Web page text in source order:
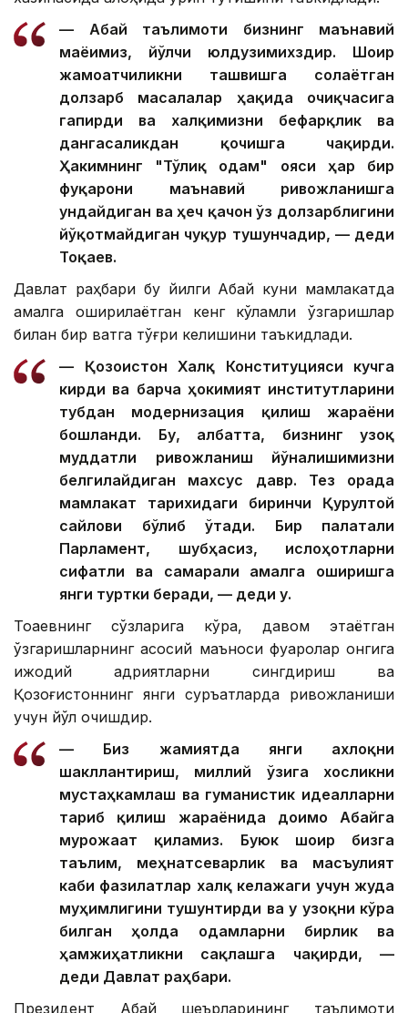
— Абай таълимоти бизнинг маънавий
маёғимиз, йўлчи юлдузимихздир. Шоир
жамоатчиликни ташвишга солаётган
долзарб масалалар ҳақида очиқчасига
гапирди ва халқимизни бефарқлик ва
дангасаликдан қочишга чақирди.
Ҳакимнинг "Тўлиқ одам" ғояси ҳар бир
фуқарони маънавий ривожланишга
ундайдиган ва ҳеч қачон ўз долзарблигини
йўқотмайдиган чуқур тушунчадир, — деди
Тоқаев.
Давлат раҳбари бу йилги Абай куни мамлакатда
амалга оширилаётган кенг кўламли ўзгаришлар
билан бир вақтга тўғри келишини таъкидлади.
— Қозоғистон Халқ Конституцияси кучга
кирди ва барча ҳокимият институтларини
тубдан модернизация қилиш жараёни
бошланди. Бу, албатта, бизнинг узоқ
муддатли ривожланиш йўналишимизни
белгилайдиган махсус давр. Тез орада
мамлакат тарихидаги биринчи Қурултой
сайлови бўлиб ўтади. Бир палатали
Парламент, шубҳасиз, ислоҳотларни
сифатли ва самарали амалга оширишга
янги туртки беради, — деди у.
Тоқаевнинг сўзларига кўра, давом этаётган
ўзгаришларнинг асосий маъноси фуқаролар онгига
ижодий қадриятларни сингдириш ва
Қозоғистоннинг янги суръатларда ривожланиши
учун йўл очишдир.
— Биз жамиятда янги ахлоқни
шакллантириш, миллий ўзига хосликни
мустаҳкамлаш ва гуманистик идеалларни
тарғиб қилиш жараёнида доимо Абайга
мурожаат қиламиз. Буюк шоир бизга
таълим, меҳнатсеварлик ва масъулият
каби фазилатлар халқ келажаги учун жуда
муҳимлигини тушунтирди ва у узоқни кўра
билган ҳолда одамларни бирлик ва
ҳамжиҳатликни сақлашга чақирди, —
деди Давлат раҳбари.
Президент Абай шеърларининг таълимоти